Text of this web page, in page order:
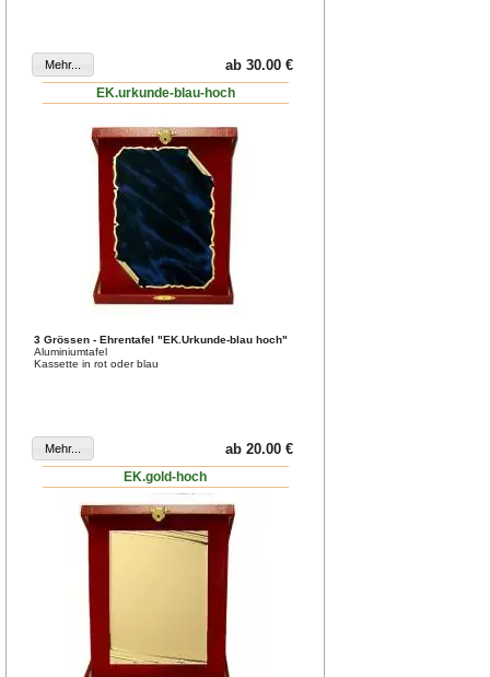
ab 30.00 €
EK.urkunde-blau-hoch
3 Grössen - Ehrentafel "EK.Urkunde-blau hoch"
Aluminiumtafel
Kassette in rot oder blau
ab 20.00 €
EK.gold-hoch